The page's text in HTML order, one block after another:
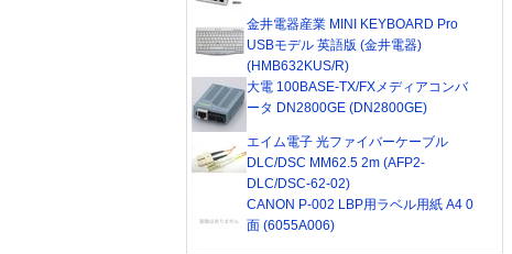
金井電器産業 MINI KEYBOARD Pro
USBモデル 英語版 (金井電器)
(HMB632KUS/R)
大電 100BASE-TX/FXメディアコンバ
ータ DN2800GE (DN2800GE)
エイム電子 光ファイバーケーブル
DLC/DSC MM62.5 2m (AFP2-
DLC/DSC-62-02)
CANON P-002 LBP用ラベル用紙 A4 0
面 (6055A006)